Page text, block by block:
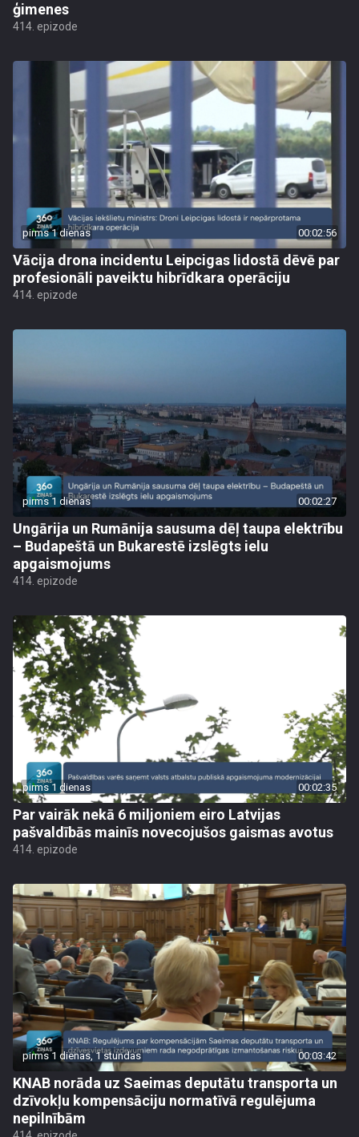
ģimenes
414. epizode
pirms 1 dienas 00:02:56
Vācija drona incidentu Leipcigas lidostā dēvē par
profesionāli paveiktu hibrīdkara operāciju
414. epizode
pirms 1 dienas 00:02:27
Ungārija un Rumānija sausuma dēļ taupa elektrību
– Budapeštā un Bukarestē izslēgts ielu
apgaismojums
414. epizode
pirms 1 dienas 00:02:35
Par vairāk nekā 6 miljoniem eiro Latvijas
pašvaldībās mainīs novecojušos gaismas avotus
414. epizode
pirms 1 dienas, 1 stundas 00:03:42
KNAB norāda uz Saeimas deputātu transporta un
dzīvokļu kompensāciju normatīvā regulējuma
nepilnībām